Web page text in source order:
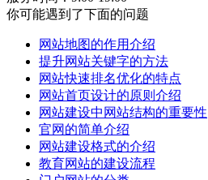
你可能遇到了下面的问题
网站地图的作用介绍
提升网站关键字的方法
网站快速排名优化的特点
网站首页设计的原则介绍
网站建设中网站结构的重要性
官网的简单介绍
网站建设格式的介绍
教育网站的建设流程